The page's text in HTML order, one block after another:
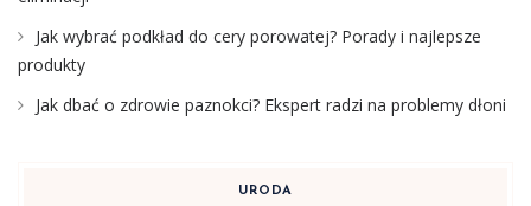
Jak wybrać podkład do cery porowatej? Porady i najlepsze
produkty
Jak dbać o zdrowie paznokci? Ekspert radzi na problemy dłoni
URODA